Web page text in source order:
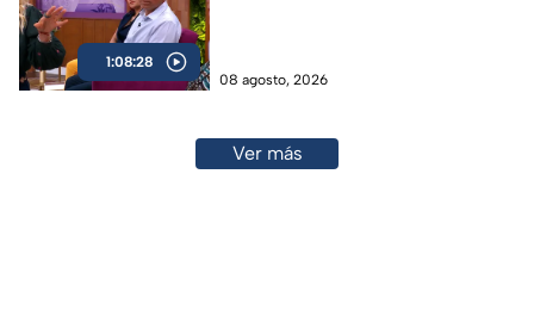
1:08:28
08 agosto, 2026
Ver más